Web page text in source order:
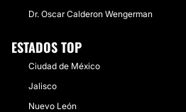
Dr. Oscar Calderon Wengerman
ESTADOS TOP
Ciudad de México
Jalisco
Nuevo León